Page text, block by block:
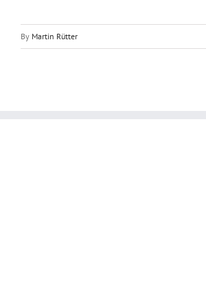
By Martin Rütter